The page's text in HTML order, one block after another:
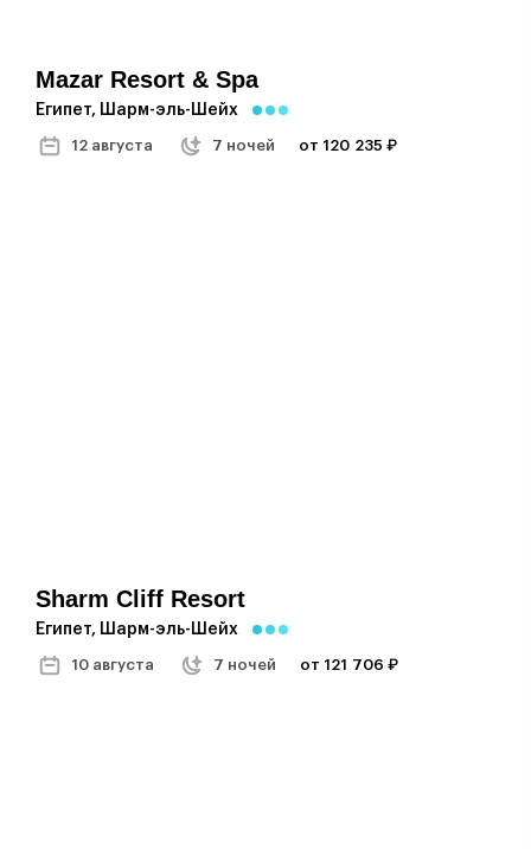
Mazar Resort & Spa
Египет, Шарм-эль-Шейх
12 августа 7 ночей от 120 235 ₽
Sharm Cliff Resort
Египет, Шарм-эль-Шейх
10 августа 7 ночей от 121 706 ₽